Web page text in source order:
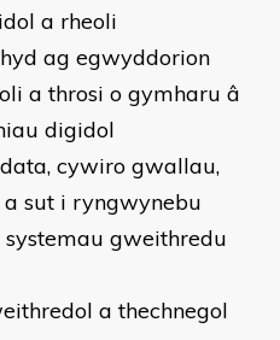
a rheoli
ag egwyddorion
a throsi o gymharu â
digidol
cywiro gwallau,
sut i ryngwynebu
gweithredu
a thechnegol